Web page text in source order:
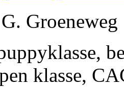
Groeneweg
klasse,